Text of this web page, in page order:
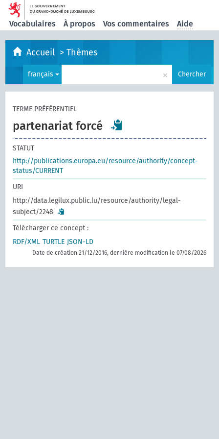
Vocabulaires À propos Vos commentaires Aide
Accueil >Thèmes
français × Chercher
TERME PRÉFÉRENTIEL
partenariat forcé
STATUT
http://publications.europa.eu/resource/authority/concept-
status/CURRENT
URI
http://data.legilux.public.lu/resource/authority/legal-
subject/2248
Télécharger ce concept :
RDF/XML TURTLE JSON-LD
Date de création 21/12/2016, dernière modification le 07/08/2026